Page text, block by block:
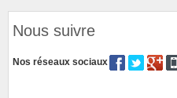
Nous suivre
Nos réseaux sociaux